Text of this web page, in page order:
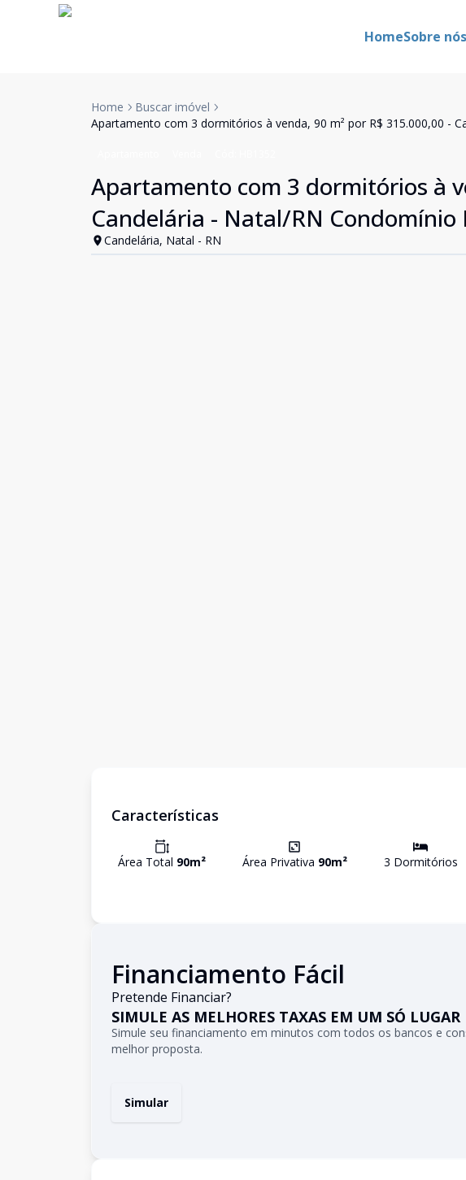
HomeSobre nós
Home
Buscar imóvel
Apartamento com 3 dormitórios à venda, 90 m² por R$ 315.000,00 -
Apartamento com 3 dormitórios à
Candelária - Natal/RN
Candelária, Natal - RN
Características
Área Total 90m² Área Privativa 90m² 3 Dormitórios
Financiamento Fácil
Pretende Financiar?
SIMULE AS MELHORES TAXAS EM UM SÓ LUGAR
Simule seu financiamento em minutos com todos os bancos e
melhor proposta.
Simular